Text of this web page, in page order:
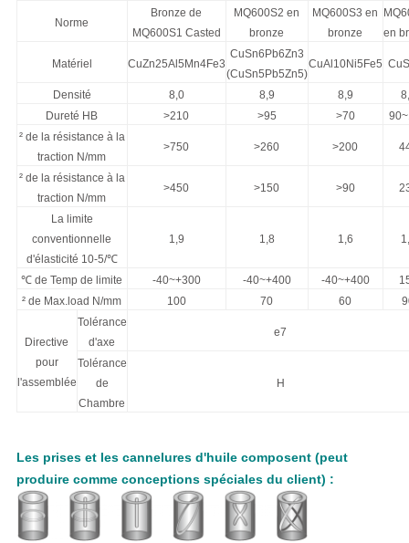
Norme
Bronze de
MQ600S1 Casted
MQ600S2 en
bronze
MQ600S3 en
bronze
en
Matériel CuZn25Al5Mn4Fe3
CuSn6Pb6Zn3
(CuSn5Pb5Zn5)
CuAl10Ni5Fe5
Densité 8,0 8,9 8,9
Dureté HB
>210 >95 >70
² de la résistance à la
traction N/mm
>750 >260 >200
² de la résistance à la
traction N/mm
>450 >150 >90
La limite
conventionnelle
d'élasticité 10-5/℃
1,9 1,8 1,6
℃ de Temp de limite -40~+300 -40~+400 -40~+400
² de Max.load N/mm
100 70 60
Directive
pour
l'assemblée
Tolérance
d'axe
e7
Tolérance
de
Chambre
H
Les prises et les cannelures d'huile composent (peut
produire comme conceptions spéciales du client) :